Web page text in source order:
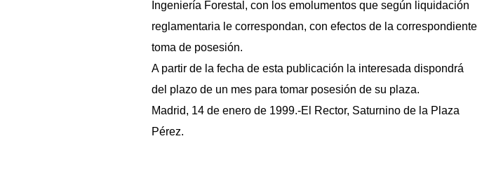
Ingeniería Forestal, con los emolumentos que según liquidación
reglamentaria le correspondan, con efectos de la correspondiente
toma de posesión.
A partir de la fecha de esta publicación la interesada dispondrá
del plazo de un mes para tomar posesión de su plaza.
Madrid, 14 de enero de 1999.-El Rector, Saturnino de la Plaza
Pérez.